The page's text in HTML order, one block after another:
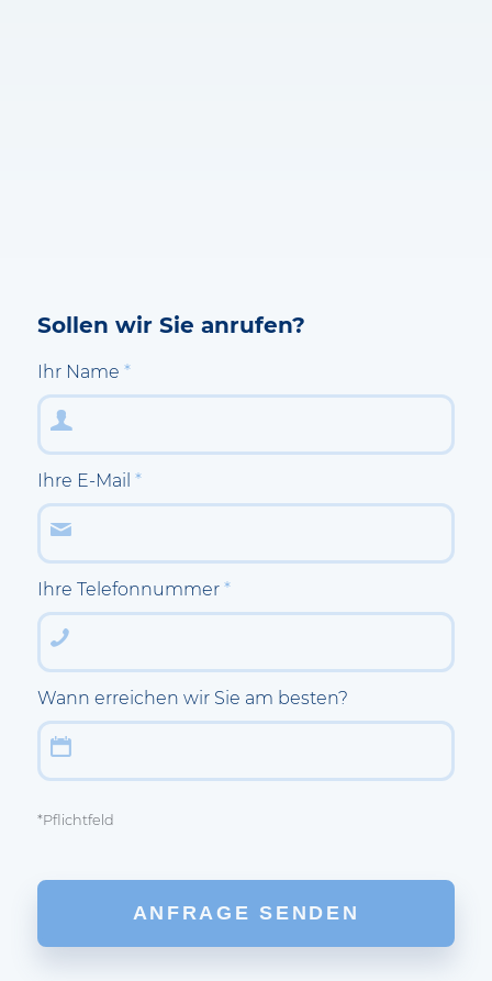
Sollen wir Sie anrufen?
Ihr Name *
Ihre E-Mail *
Ihre Telefonnummer *
Wann erreichen wir Sie am besten?
*Pflichtfeld